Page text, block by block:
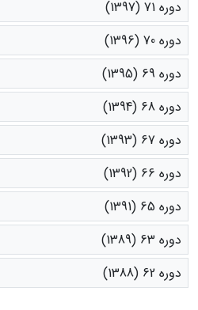
دوره 71 (1397)
دوره 70 (1396)
دوره 69 (1395)
دوره 68 (1394)
دوره 67 (1393)
دوره 66 (1392)
دوره 65 (1391)
دوره 63 (1389)
دوره 62 (1388)